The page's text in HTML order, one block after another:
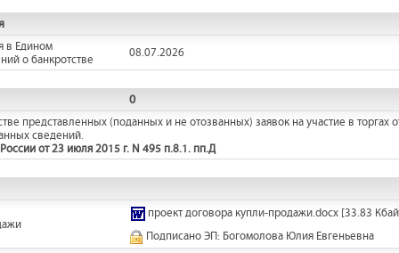
в Едином
о банкротстве
08.07.2026
0
представленных (поданных и не отозванных) заявок на участие в торгах
сведений.
от 23 июля 2015 г. N 495 п.8.1. пп.Д
проект договора купли-продажи.docx [33.83
Подписано ЭП: Богомолова Юлия Евгеньевна